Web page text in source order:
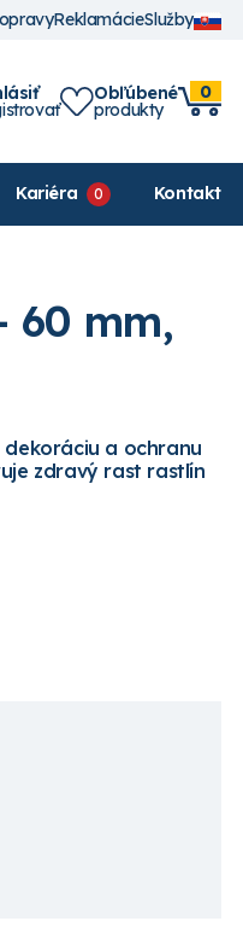
ReklamácieSlužby
Obľúbené
produkty
0
Kariéra Kontakt
60 mm,
a ochranu
zdravý rast rastlín